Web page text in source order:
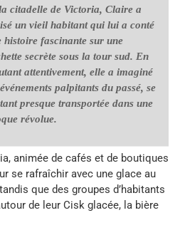
citadelle de Victoria, Claire a
un vieil habitant qui lui a conté
histoire fascinante sur une
secrète sous la tour sud. En
attentivement, elle a imaginé
palpitants du passé, se
presque transportée dans une
révolue.
animée de cafés et de boutiques
se rafraîchir avec une glace au
que des groupes d’habitants
de leur Cisk glacée, la bière